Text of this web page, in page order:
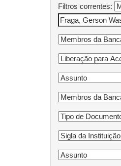
Filtros correntes: